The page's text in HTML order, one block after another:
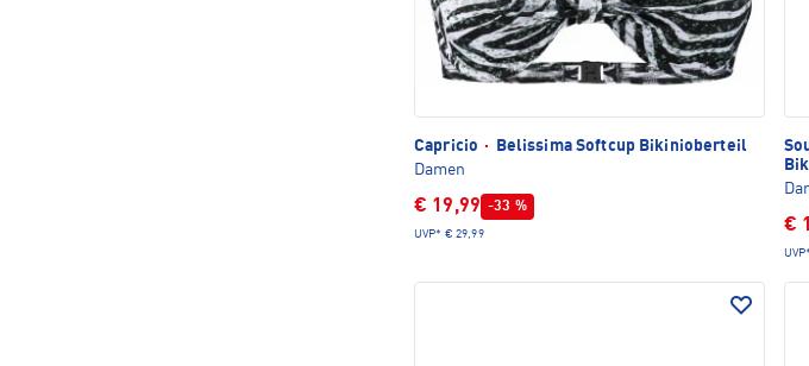
Capricio ·
Belissima Softcup Bikinioberteil
Damen
€ 19,99 -33 %
UVP* € 29,99 €
UVP*